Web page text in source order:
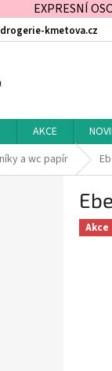
EXPRESNÍ
kmetova.cz
AKCE
a wc papír
Akce